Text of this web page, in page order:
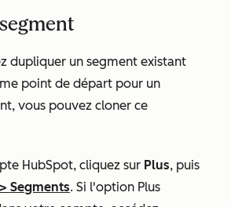
dupliquer un segment existant
point de départ pour un
vous pouvez cloner ce
HubSpot, cliquez sur Plus, puis
> Segments. Si l'option Plus